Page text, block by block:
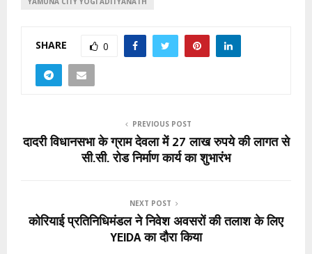
SHARE 0
PREVIOUS POST
दादरी विधानसभा के ग्राम देवला में 27 लाख रुपये की लागत से
सी.सी. रोड निर्माण कार्य का शुभारंभ
NEXT POST
कोरियाई प्रतिनिधिमंडल ने निवेश अवसरों की तलाश के लिए
YEIDA का दौरा किया